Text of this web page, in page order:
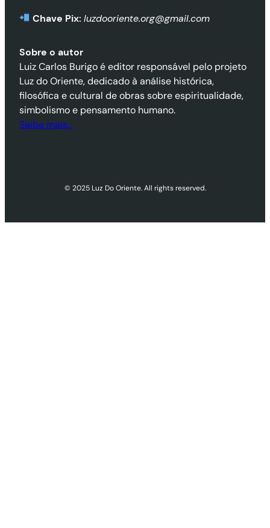
Chave Pix: luzdooriente.org@gmail.com
Sobre o autor
Luiz Carlos Burigo é editor responsável pelo projeto
Luz do Oriente, dedicado à análise histórica,
filosófica e cultural de obras sobre espiritualidade,
simbolismo e pensamento humano.
Saiba mais…
© 2025 Luz Do Oriente. All rights reserved.